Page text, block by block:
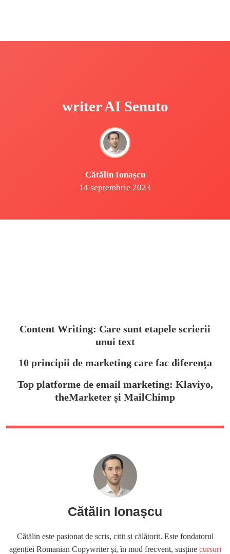
writer AI Senuto
Cătălin Ionașcu
14 septembrie 2023
Content Writing: Care sunt etapele scrierii
unui text
10 principii de marketing care fac diferența
Top platforme de email marketing: Klaviyo,
theMarketer și MailChimp
Cătălin Ionașcu
Cătălin este pasionat de scris, citit și călătorit. Este fondatorul
agenției Romanian Copywriter şi, în mod frecvent, susține cursuri